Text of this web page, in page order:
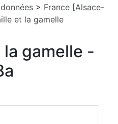
> France [Alsace-
et la gamelle
la gamelle -